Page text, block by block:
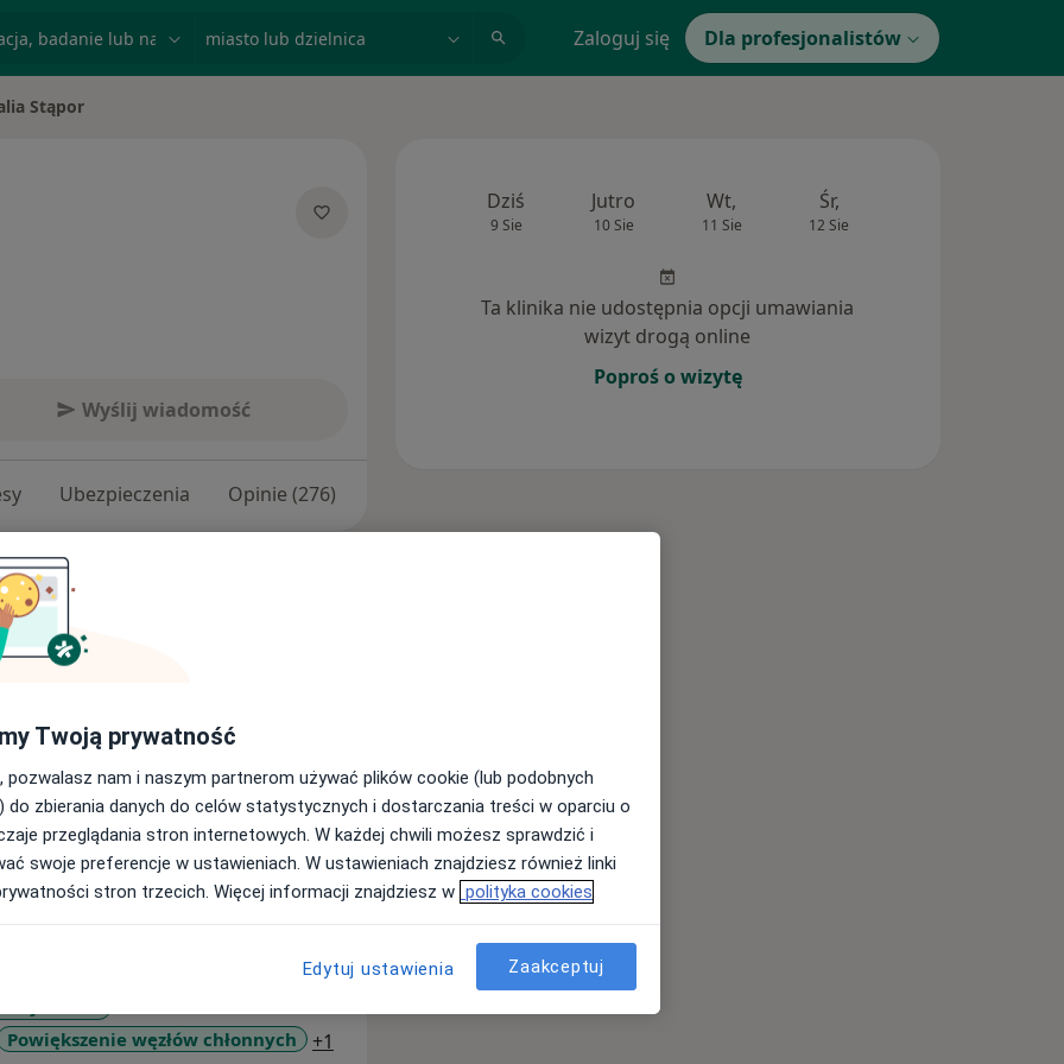
Zaloguj się Dla profesjonalistów
Stąpor
Wyślij wiadomość
Ubezpieczenia Opinie (276)
się leczeniem dzieci w każdym wieku.
Powiększenie węzłów chłonnych +1
Dziś
9 Sie
Jutro
10 Sie
Wt,
11 Sie
Śr,
12 Sie
Ta klinika nie udostępnia opcji umawiania
wizyt drogą online
Poproś o wizytę
Twoją prywatność
pozwalasz nam i naszym partnerom używać plików cookie (lub podobnych
do zbierania danych do celów statystycznych i dostarczania treści w oparciu o
przeglądania stron internetowych. W każdej chwili możesz sprawdzić i
swoje preferencje w ustawieniach. W ustawieniach znajdziesz również linki
stron trzecich. Więcej informacji znajdziesz w polityka cookies
Edytuj ustawienia Zaakceptuj